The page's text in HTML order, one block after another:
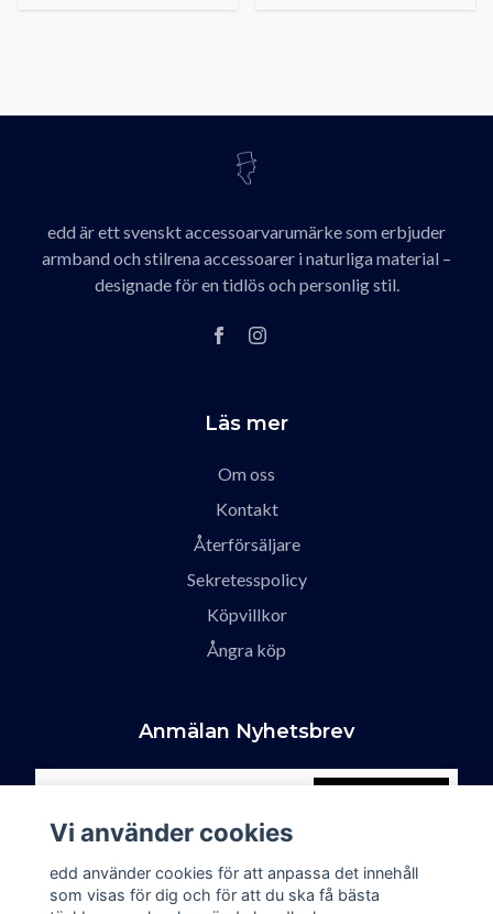
edd är ett svenskt accessoarvarumärke som erbjuder
armband och stilrena accessoarer i naturliga material –
designade för en tidlös och personlig stil.
Läs mer
Om oss
Kontakt
Återförsäljare
Sekretesspolicy
Köpvillkor
Ångra köp
Anmälan Nyhetsbrev
Vi använder cookies
edd använder cookies för att anpassa det innehåll
som visas för dig och för att du ska få bästa